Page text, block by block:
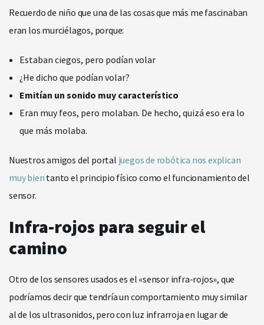
Recuerdo de niño que una de las cosas que más me fascinaban
eran los murciélagos, porque:
Estaban ciegos, pero podían volar
¿He dicho que podían volar?
Emitían un sonido muy característico
Eran muy feos, pero molaban. De hecho, quizá eso era lo
que más molaba.
Nuestros amigos del portal juegos de robótica nos explican
muy bien tanto el principio físico como el funcionamiento del
sensor.
Infra-rojos para seguir el
camino
Otro de los sensores usados es el «sensor infra-rojos», que
podríamos decir que tendría un comportamiento muy similar
al de los ultrasonidos, pero con luz infrarroja en lugar de